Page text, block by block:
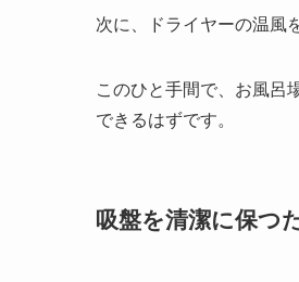
次に、ドライヤーの温風
このひと手間で、お風呂
できるはずです。
吸盤を清潔に保つ